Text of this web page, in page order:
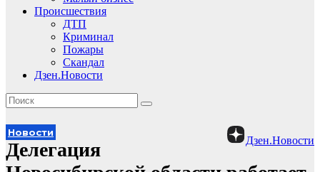
Происшествия
ДТП
Криминал
Пожары
Скандал
Дзен.Новости
Дзен.Новости
Новости
Делегация